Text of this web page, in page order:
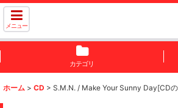
メニュー
カテゴリ
ホーム > CD > S.M.N. / Make Your Sunny Day[CD